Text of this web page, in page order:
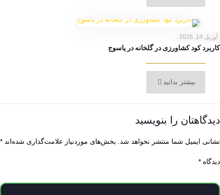
آوریل 14, 2026
کاربرد کود کشاورزی در گلخانه در یاسوج
بیشتر بدانید
دیدگاهتان را بنویسید
نشانی ایمیل شما منتشر نخواهد شد. بخش‌های موردنیاز علامت‌گذاری شده‌اند *
دیدگاه *